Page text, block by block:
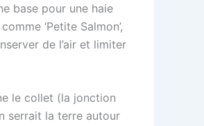
base pour une haie
‘Petite Salmon’,
de l’air et limiter
le collet (la jonction
serrait la terre autour